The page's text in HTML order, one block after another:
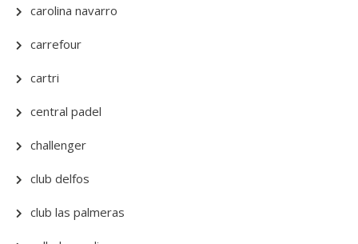
carolina navarro
carrefour
cartri
central padel
challenger
club delfos
club las palmeras